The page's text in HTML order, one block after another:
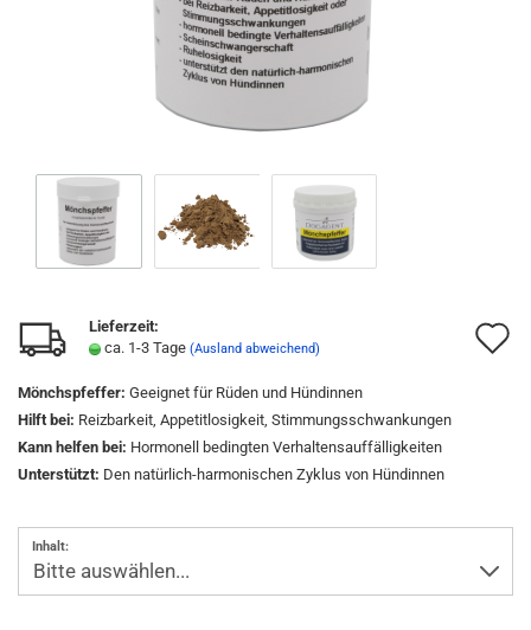
Lieferzeit:
ca. 1-3 Tage (Ausland abweichend)
Mönchspfeffer: Geeignet für Rüden und Hündinnen
Hilft bei: Reizbarkeit, Appetitlosigkeit, Stimmungsschwankungen
Kann helfen bei: Hormonell bedingten Verhaltensauffälligkeiten
Unterstützt: Den natürlich-harmonischen Zyklus von Hündinnen
Inhalt: